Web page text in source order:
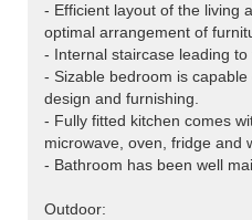
- Efficient layout of the living
optimal arrangement of
- Internal staircase leading
- Sizable bedroom is
design and furnishing.
- Fully fitted kitchen comes
microwave, oven, fridge and
- Bathroom has been well
Outdoor: